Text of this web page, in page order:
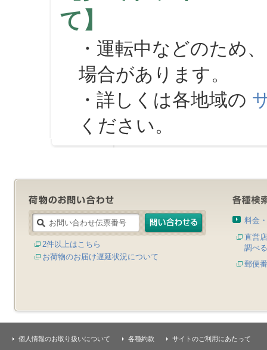
て】
・運転中などのため
場合があります。
・詳しくは各地域の
ください。
2件以上はこちら
お荷物のお届け遅延状況について
料金
直営
調べる
郵便
個人情報のお取り扱いについて 各種約款 サイトのご利用にあたって